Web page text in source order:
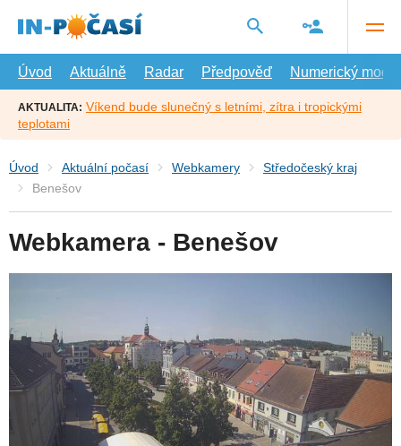
hlavní
Úvod
Aktuálně Radar Předpověď Numerický model
AKTUALITA: Víkend bude slunečný s letními, zítra i tropickými
teplotami
Úvod Aktuální počasí Webkamery
Středočeský kraj
Benešov
Webkamera - Benešov